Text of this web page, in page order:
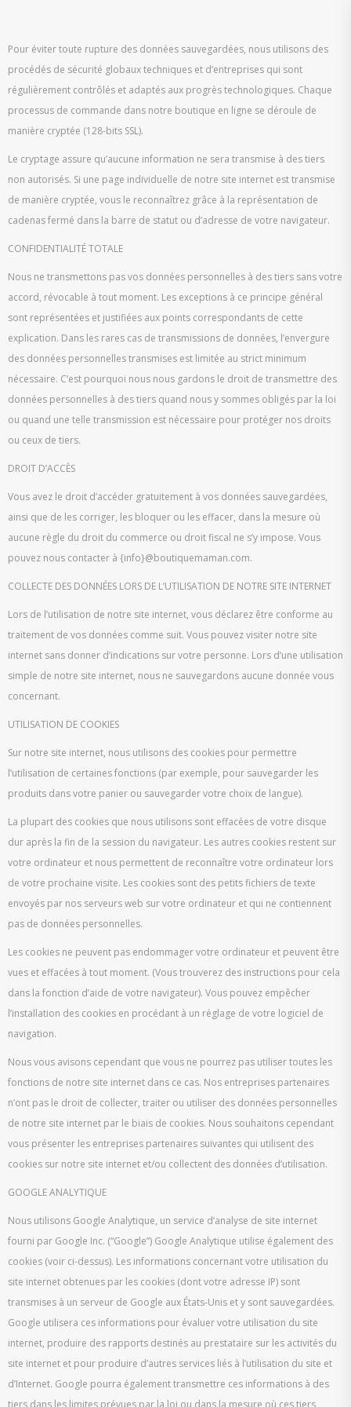
Pour éviter toute rupture des données sauvegardées, nous utilisons des
procédés de sécurité globaux techniques et d’entreprises qui sont
régulièrement contrôlés et adaptés aux progrès technologiques. Chaque
processus de commande dans notre boutique en ligne se déroule de
manière cryptée (128-bits SSL).
Le cryptage assure qu’aucune information ne sera transmise à des tiers
non autorisés. Si une page individuelle de notre site internet est transmise
de manière cryptée, vous le reconnaîtrez grâce à la représentation de
cadenas fermé dans la barre de statut ou d’adresse de votre navigateur.
CONFIDENTIALITÉ TOTALE
Nous ne transmettons pas vos données personnelles à des tiers sans votre
accord, révocable à tout moment. Les exceptions à ce principe général
sont représentées et justifiées aux points correspondants de cette
explication. Dans les rares cas de transmissions de données, l’envergure
des données personnelles transmises est limitée au strict minimum
nécessaire. C’est pourquoi nous nous gardons le droit de transmettre des
données personnelles à des tiers quand nous y sommes obligés par la loi
ou quand une telle transmission est nécessaire pour protéger nos droits
ou ceux de tiers.
DROIT D’ACCÈS
Vous avez le droit d’accéder gratuitement à vos données sauvegardées,
ainsi que de les corriger, les bloquer ou les effacer, dans la mesure où
aucune règle du droit du commerce ou droit fiscal ne s’y impose. Vous
pouvez nous contacter à {info}@boutiquemaman.com.
COLLECTE DES DONNÉES LORS DE L’UTILISATION DE NOTRE SITE INTERNET
Lors de l’utilisation de notre site internet, vous déclarez être conforme au
traitement de vos données comme suit. Vous pouvez visiter notre site
internet sans donner d’indications sur votre personne. Lors d’une utilisation
simple de notre site internet, nous ne sauvegardons aucune donnée vous
concernant.
UTILISATION DE COOKIES
Sur notre site internet, nous utilisons des cookies pour permettre
l’utilisation de certaines fonctions (par exemple, pour sauvegarder les
produits dans votre panier ou sauvegarder votre choix de langue).
La plupart des cookies que nous utilisons sont effacées de votre disque
dur après la fin de la session du navigateur. Les autres cookies restent sur
votre ordinateur et nous permettent de reconnaître votre ordinateur lors
de votre prochaine visite. Les cookies sont des petits fichiers de texte
envoyés par nos serveurs web sur votre ordinateur et qui ne contiennent
pas de données personnelles.
Les cookies ne peuvent pas endommager votre ordinateur et peuvent être
vues et effacées à tout moment. (Vous trouverez des instructions pour cela
dans la fonction d’aide de votre navigateur). Vous pouvez empêcher
l’installation des cookies en procédant à un réglage de votre logiciel de
navigation.
Nous vous avisons cependant que vous ne pourrez pas utiliser toutes les
fonctions de notre site internet dans ce cas. Nos entreprises partenaires
n’ont pas le droit de collecter, traiter ou utiliser des données personnelles
de notre site internet par le biais de cookies. Nous souhaitons cependant
vous présenter les entreprises partenaires suivantes qui utilisent des
cookies sur notre site internet et/ou collectent des données d’utilisation.
GOOGLE ANALYTIQUE
Nous utilisons Google Analytique, un service d’analyse de site internet
fourni par Google Inc. (“Google”) Google Analytique utilise également des
cookies (voir ci-dessus). Les informations concernant votre utilisation du
site internet obtenues par les cookies (dont votre adresse IP) sont
transmises à un serveur de Google aux États-Unis et y sont sauvegardées.
Google utilisera ces informations pour évaluer votre utilisation du site
internet, produire des rapports destinés au prestataire sur les activités du
site internet et pour produire d’autres services liés à l’utilisation du site et
d’Internet. Google pourra également transmettre ces informations à des
tiers dans les limites prévues par la loi ou dans la mesure où ces tiers